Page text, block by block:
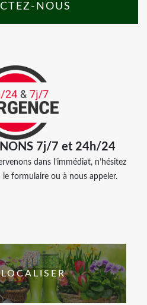
NOUS
7j/7 et 24h/24
dans l’immédiat, n’hésitez
formulaire ou à nous appeler.